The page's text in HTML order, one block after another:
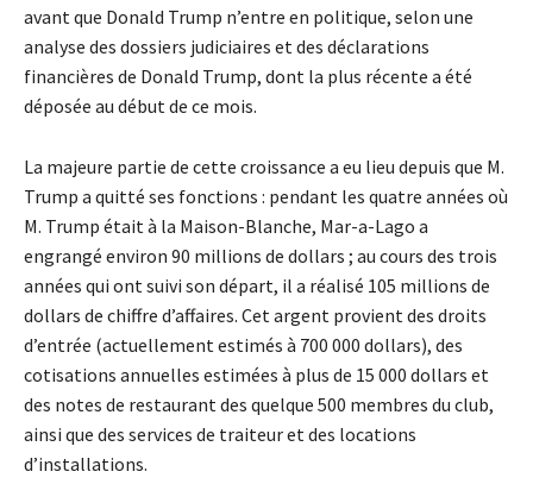
avant que Donald Trump n’entre en politique, selon une
analyse des dossiers judiciaires et des déclarations
financières de Donald Trump, dont la plus récente a été
déposée au début de ce mois.
La majeure partie de cette croissance a eu lieu depuis que M.
Trump a quitté ses fonctions : pendant les quatre années où
M. Trump était à la Maison-Blanche, Mar-a-Lago a
engrangé environ 90 millions de dollars ; au cours des trois
années qui ont suivi son départ, il a réalisé 105 millions de
dollars de chiffre d’affaires. Cet argent provient des droits
d’entrée (actuellement estimés à 700 000 dollars), des
cotisations annuelles estimées à plus de 15 000 dollars et
des notes de restaurant des quelque 500 membres du club,
ainsi que des services de traiteur et des locations
d’installations.